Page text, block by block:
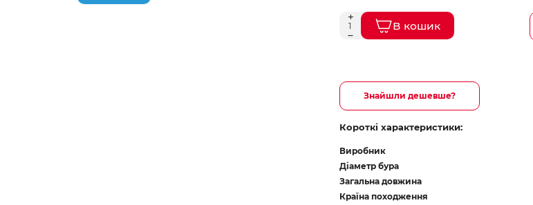
В кошик
Знайшли дешевше?
Короткі характеристики:
Виробник
Діаметр бура
Загальна довжина
Країна походження